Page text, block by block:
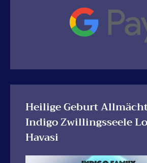
Heilige Geburt
Indigo Zwillingsseele
Havasi